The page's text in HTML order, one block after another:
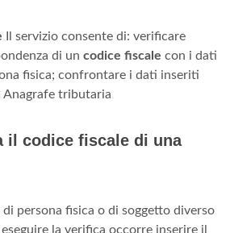
Il servizio consente di: verificare
di un codice fiscale con i dati
fisica; confrontare i dati inseriti
tributaria
il codice fiscale di una
persona fisica o di soggetto diverso
la verifica occorre inserire il